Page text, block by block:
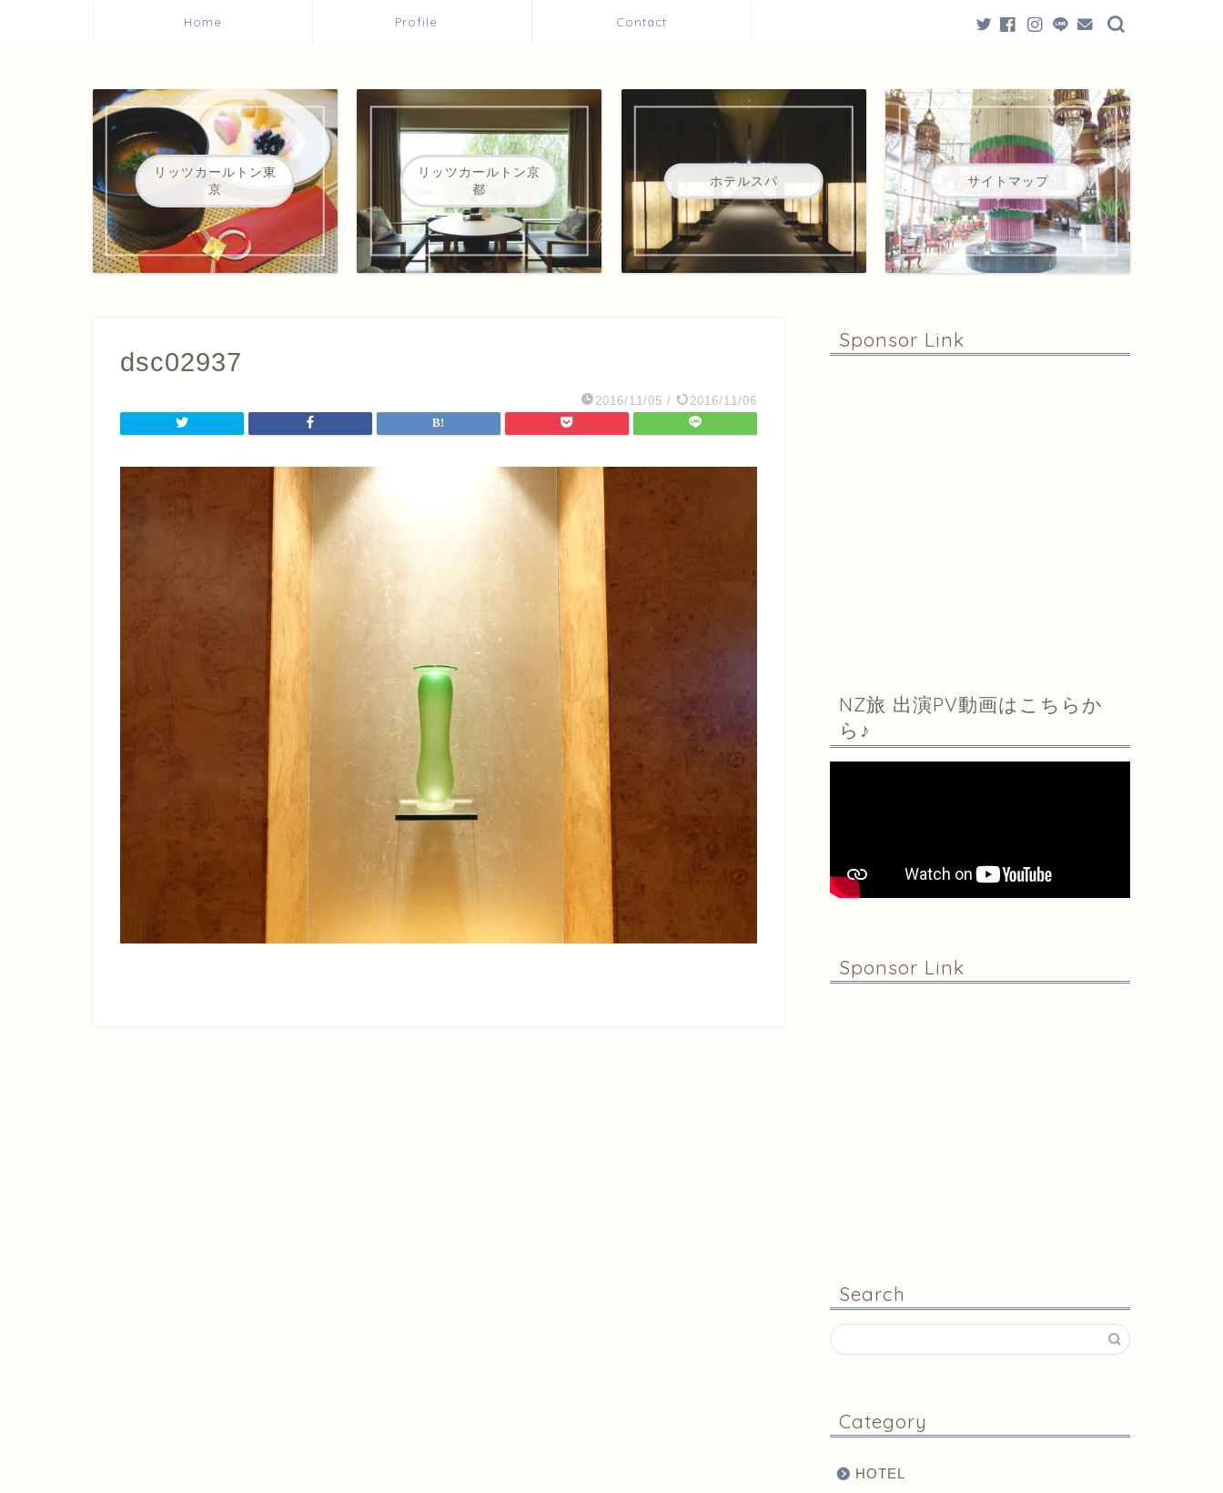
Home Profile Contact
リッツカールトン東
京
リッツカールトン京
都
ホテルスパ サイトマップ
dsc02937
2016/11/05 / 2016/11/06
Sponsor Link
NZ旅 出演PV動画はこちらか
ら♪
Sponsor Link
Search
Category
HOTEL